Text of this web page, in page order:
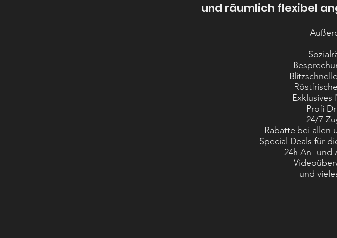
und räumlich flexibel
Exklusives
Profi
24/7
Rabatte bei allen
Special Deals für
24h An- und
und